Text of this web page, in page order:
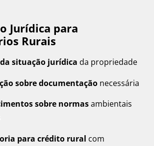
Jurídica para
Rurais
situação jurídica da propriedade
sobre documentação necessária
sobre normasambientais
para crédito rural com